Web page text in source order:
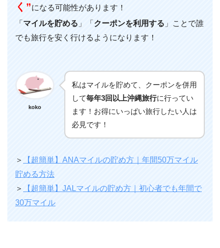
く”になる可能性があります！
「 マイルを貯める 」「 クーポンを利用する 」ことで誰
でも旅行を安く行けるようになります！
koko
私はマイルを貯めて、クーポンを併用
して毎年3回以上沖縄旅行に行ってい
ます！お得にいっぱい旅行したい人は
必見です！
＞
【超簡単】ANAマイルの貯め方｜年間50万マイル
貯める方法
＞
【超簡単】JALマイルの貯め方｜初心者でも年間で
30万マイル